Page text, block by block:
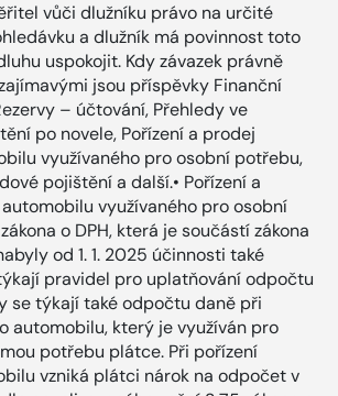
vůči dlužníku právo na určité
a dlužník má povinnost toto
uspokojit. Kdy závazek právně
jsou příspěvky Finanční
– účtování, Přehledy ve
po novele, Pořízení a prodej
využívaného pro osobní potřebu,
pojištění a další.• Pořízení a
využívaného pro osobní
o DPH, která je součástí zákona
od 1. 1. 2025 účinnosti také
pravidel pro uplatňování odpočtu
se týkají také odpočtu daně při
automobilu, který je využíván pro
potřebu plátce. Při pořízení
vzniká plátci nárok na odpočet v